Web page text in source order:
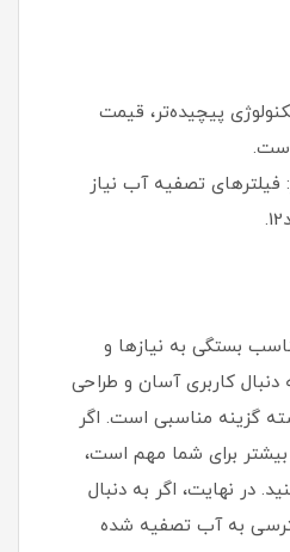
پیچیده‌تر، قیمت
است.
فیلترهای تصفیه آب نیاز
بستگی به نیازها و
دنبال کاربری آسان و طراحی
گزینه مناسبی است. اگر
برای شما مهم است،
در نهایت، اگر به دنبال
به آب تصفیه شده